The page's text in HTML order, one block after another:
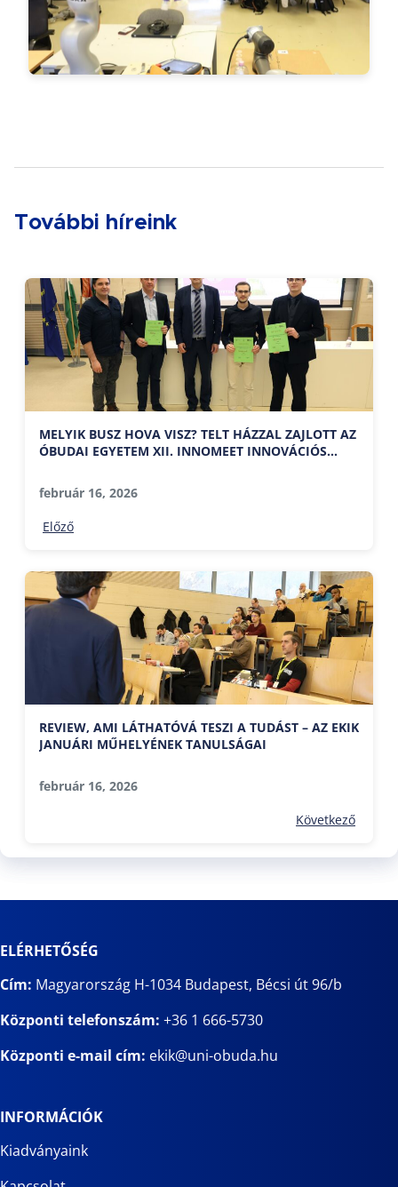
További híreink
MELYIK BUSZ HOVA VISZ? TELT HÁZZAL ZAJLOTT AZ
ÓBUDAI EGYETEM XII. INNOMEET INNOVÁCIÓS
február 16, 2026
Előző
REVIEW, AMI LÁTHATÓVÁ TESZI A TUDÁST – AZ EKIK
JANUÁRI MŰHELYÉNEK TANULSÁGAI
február 16, 2026
Következő
ELÉRHETŐSÉG
Cím: Magyarország H-1034 Budapest, Bécsi út 96/b
Központi telefonszám: +36 1 666-5730
Központi e-mail cím: ekik@uni-obuda.hu
INFORMÁCIÓK
Kiadványaink